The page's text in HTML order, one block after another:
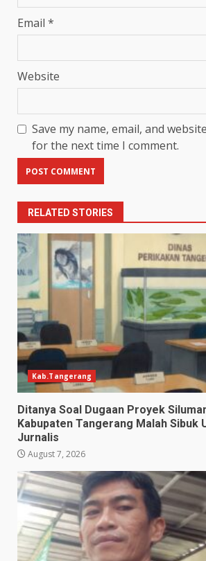
Email *
Website
Save my name, email, and
for the next time I comment.
RELATED STORIES
Kab.Tangerang
Ditanya Soal Dugaan Proyek
Kabupaten Tangerang Malah Sibuk
Jurnalis
August 7, 2026